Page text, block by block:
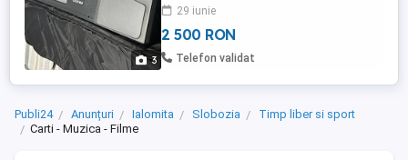
3
29 iunie
2 500 RON
Telefon validat
Publi24 Anunțuri Ialomita Slobozia
Timp liber si sport
Carti - Muzica - Filme